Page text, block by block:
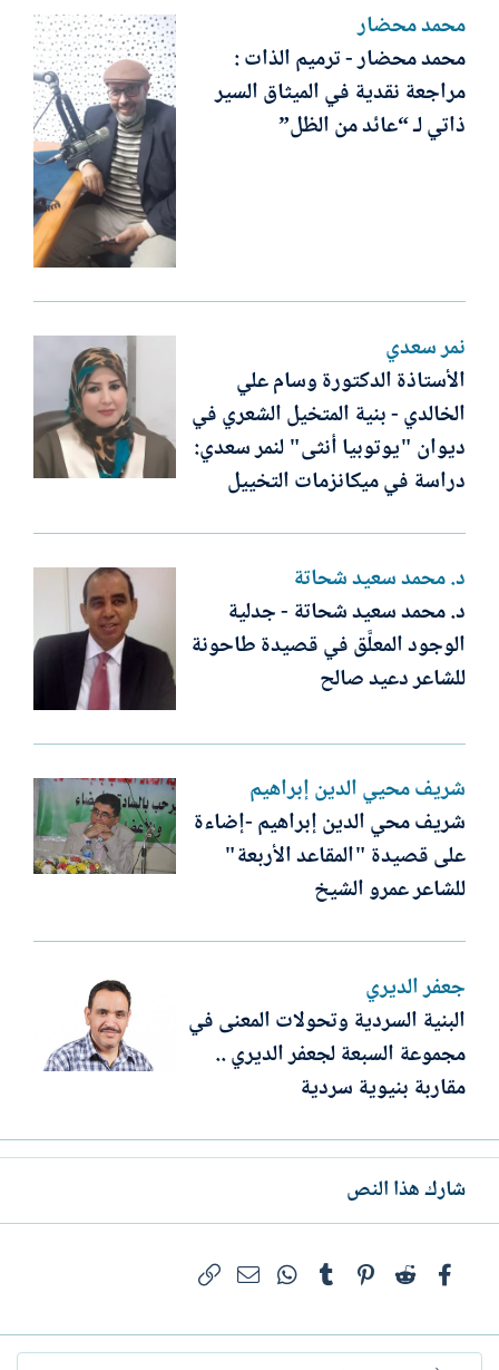
محمد محضار
محمد محضار - ترميم الذات :
مراجعة نقدية في الميثاق السير
ذاتي لـ “عائد من الظل”
نمر سعدي
الأستاذة الدكتورة وسام علي
الخالدي - بنية المتخيل الشعري في
ديوان "يوتوبيا أنثى" لنمر سعدي:
دراسة في ميكانزمات التخييل
د. محمد سعيد شحاتة
د. محمد سعيد شحاتة - جدلية
الوجود المعلَّق في قصيدة طاحونة
للشاعر دعيد صالح
شريف محيي الدين إبراهيم
شريف محي الدين إبراهيم -إضاءة
على قصيدة "المقاعد الأربعة"
للشاعر عمرو الشيخ
جعفر الديري
البنية السردية وتحولات المعنى في
مجموعة السبعة لجعفر الديري ..
مقاربة بنيوية سردية
شارك هذا النص
فيسبوكReddit
Pinterest
Tumblr
WhatsAppالبريد الإلكتروني